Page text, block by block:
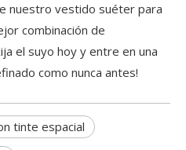
nuestro vestido suéter para
combinación de
el suyo hoy y entre en una
como nunca antes!
tinte espacial